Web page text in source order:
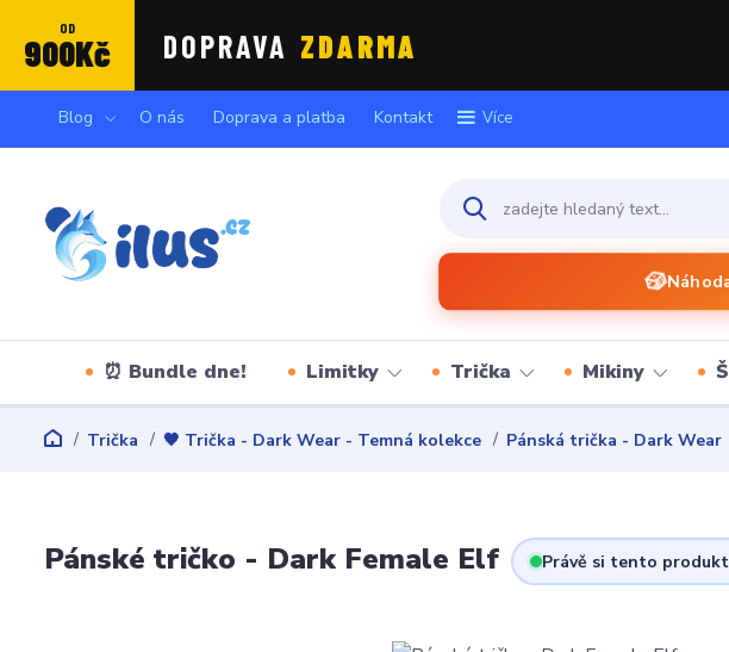
OD
900Kč DOPRAVA ZDARMA
Blog O nás Doprava a platba Kontakt Více
🎲
⏰ Bundle dne! Limitky Trička Mikiny
Trička 🖤 Trička - Dark Wear - Temná kolekce Pánská trička - Dark Wear
Pánské tričko - Dark Female Elf Právě si tento